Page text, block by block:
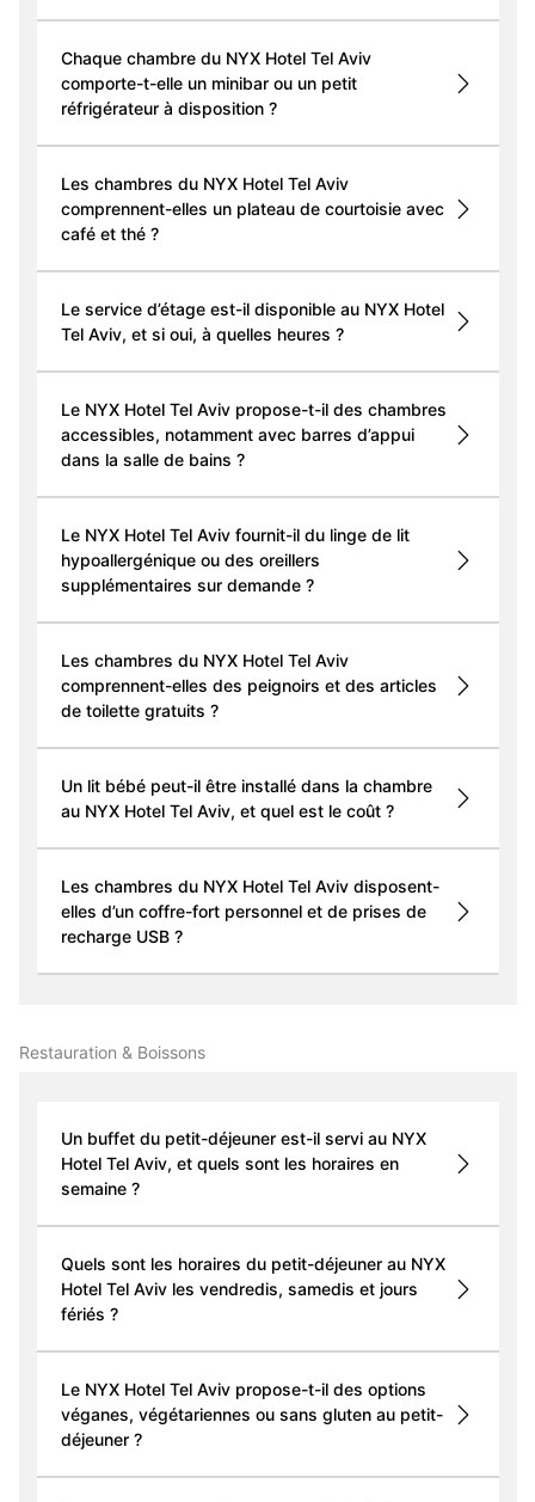
Chaque chambre du NYX Hotel Tel Aviv
comporte-t-elle un minibar ou un petit
réfrigérateur à disposition ?
Les chambres du NYX Hotel Tel Aviv
comprennent-elles un plateau de courtoisie avec
café et thé ?
Le service d’étage est-il disponible au NYX Hotel
Tel Aviv, et si oui, à quelles heures ?
Le NYX Hotel Tel Aviv propose-t-il des chambres
accessibles, notamment avec barres d’appui
dans la salle de bains ?
Le NYX Hotel Tel Aviv fournit-il du linge de lit
hypoallergénique ou des oreillers
supplémentaires sur demande ?
Les chambres du NYX Hotel Tel Aviv
comprennent-elles des peignoirs et des articles
de toilette gratuits ?
Un lit bébé peut-il être installé dans la chambre
au NYX Hotel Tel Aviv, et quel est le coût ?
Les chambres du NYX Hotel Tel Aviv disposent-
elles d’un coffre-fort personnel et de prises de
recharge USB ?
Restauration & Boissons
Un buffet du petit-déjeuner est-il servi au NYX
Hotel Tel Aviv, et quels sont les horaires en
semaine ?
Quels sont les horaires du petit-déjeuner au NYX
Hotel Tel Aviv les vendredis, samedis et jours
fériés ?
Le NYX Hotel Tel Aviv propose-t-il des options
véganes, végétariennes ou sans gluten au petit-
déjeuner ?